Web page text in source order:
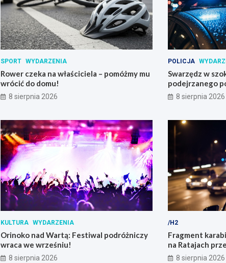
SPORT WYDARZENIA
Rower czeka na właściciela – pomóżmy mu
wrócić do domu!
8 sierpnia 2026
POLICJA
Swarzędz w
podejrzanego
bombowym na
8 sierpnia 2026
KULTURA WYDARZENIA
Orinoko nad Wartą: Festiwal podróżniczy
wraca we wrześniu!
8 sierpnia 2026
/H2
Fragment
na Ratajach
8 sierpnia 2026